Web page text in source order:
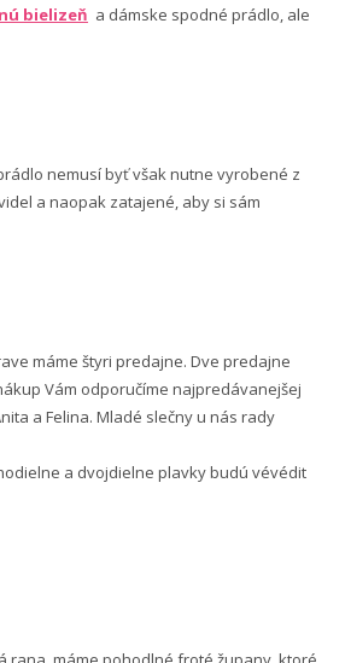
bielizeň a dámske spodné prádlo, ale
nemusí byť však nutne vyrobené z
a naopak zatajené, aby si sám
máme štyri predajne. Dve predajne
Vám odporučíme najpredávanejšej
a Felina. Mladé slečny u nás rady
a dvojdielne plavky budú vévédit